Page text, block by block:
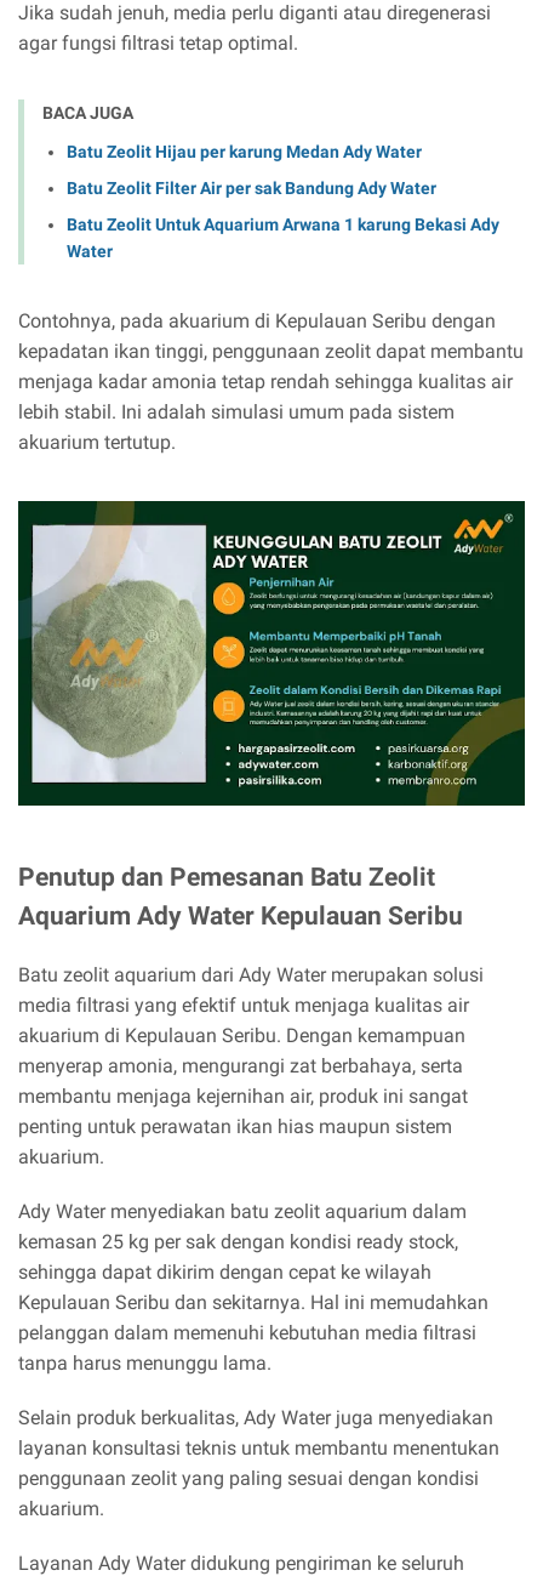
Jika sudah jenuh, media perlu diganti atau diregenerasi
agar fungsi filtrasi tetap optimal.
BACA JUGA
Batu Zeolit Hijau per karung Medan Ady Water
Batu Zeolit Filter Air per sak Bandung Ady Water
Batu Zeolit Untuk Aquarium Arwana 1 karung Bekasi Ady
Water
Contohnya, pada akuarium di Kepulauan Seribu dengan
kepadatan ikan tinggi, penggunaan zeolit dapat membantu
menjaga kadar amonia tetap rendah sehingga kualitas air
lebih stabil. Ini adalah simulasi umum pada sistem
akuarium tertutup.
Penutup dan Pemesanan Batu Zeolit
Aquarium Ady Water Kepulauan Seribu
Batu zeolit aquarium dari Ady Water merupakan solusi
media filtrasi yang efektif untuk menjaga kualitas air
akuarium di Kepulauan Seribu. Dengan kemampuan
menyerap amonia, mengurangi zat berbahaya, serta
membantu menjaga kejernihan air, produk ini sangat
penting untuk perawatan ikan hias maupun sistem
akuarium.
Ady Water menyediakan batu zeolit aquarium dalam
kemasan 25 kg per sak dengan kondisi ready stock,
sehingga dapat dikirim dengan cepat ke wilayah
Kepulauan Seribu dan sekitarnya. Hal ini memudahkan
pelanggan dalam memenuhi kebutuhan media filtrasi
tanpa harus menunggu lama.
Selain produk berkualitas, Ady Water juga menyediakan
layanan konsultasi teknis untuk membantu menentukan
penggunaan zeolit yang paling sesuai dengan kondisi
akuarium.
Layanan Ady Water didukung pengiriman ke seluruh